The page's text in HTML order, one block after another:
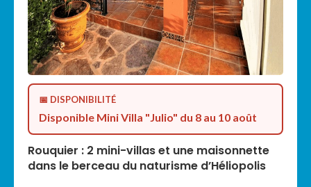
📅 DISPONIBILITÉ
Disponible Mini Villa "Julio" du 8 au 10 août
Rouquier : 2 mini-villas et une maisonnette
dans le berceau du naturisme d’Héliopolis